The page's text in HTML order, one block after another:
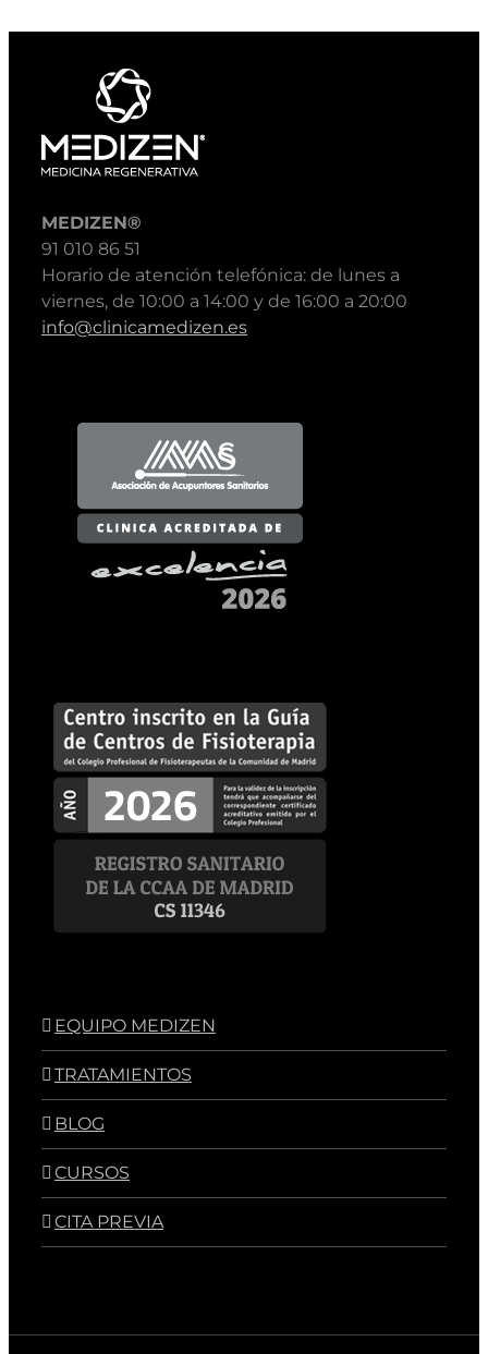
MEDIZEN®
91 010 86 51
Horario de atención telefónica: de lunes a
viernes, de 10:00 a 14:00 y de 16:00 a 20:00
info@clinicamedizen.es
EQUIPO MEDIZEN
TRATAMIENTOS
BLOG
CURSOS
CITA PREVIA